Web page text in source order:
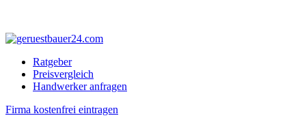
Ratgeber
Preisvergleich
Handwerker anfragen
Firma kostenfrei eintragen